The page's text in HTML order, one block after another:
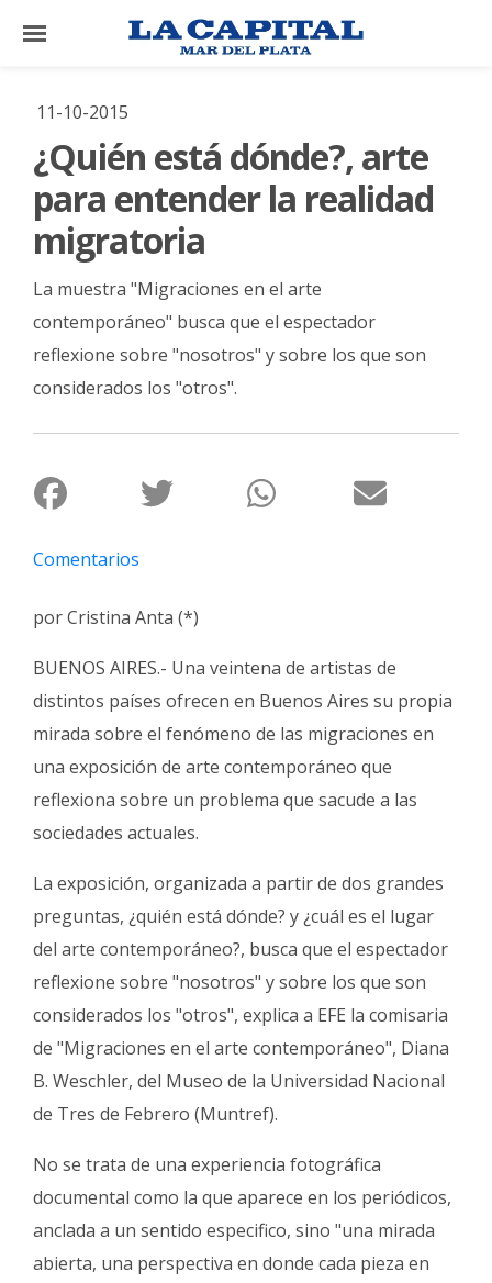
×
El
País
El
Mundo
La
Zona
Cultura
Tecnología
Gastronomía
Salud
Ciudad
Arte
Espectáculos
Policiales
Cartelera
de
Familia
Clasificados
Fúnebres
11-10-2015
¿Quién está dónde?, arte
para entender la realidad
migratoria
La muestra "Migraciones en el arte
contemporáneo" busca que el espectador
reflexione sobre "nosotros" y sobre los que son
considerados los "otros".
Comentarios
por Cristina Anta (*)
BUENOS AIRES.- Una veintena de artistas de
distintos países ofrecen en Buenos Aires su propia
mirada sobre el fenómeno de las migraciones en
una exposición de arte contemporáneo que
reflexiona sobre un problema que sacude a las
sociedades actuales.
La exposición, organizada a partir de dos grandes
preguntas, ¿quién está dónde? y ¿cuál es el lugar
del arte contemporáneo?, busca que el espectador
reflexione sobre "nosotros" y sobre los que son
considerados los "otros", explica a EFE la comisaria
de "Migraciones en el arte contemporáneo", Diana
B. Weschler, del Museo de la Universidad Nacional
de Tres de Febrero (Muntref).
No se trata de una experiencia fotográfica
documental como la que aparece en los periódicos,
anclada a un sentido especifico, sino "una mirada
abierta, una perspectiva en donde cada pieza en